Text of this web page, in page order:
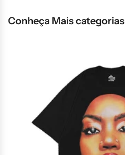
Conheça Mais categorias